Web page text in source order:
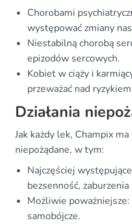
Chorobami
występować zmiany
Niestabilną chorobą
epizodów sercowych.
Kobiet w ciąży i
przeważać nad
Działania
Jak każdy lek, Champix
niepożądane, w tym:
Najczęściej
bezsenność, zaburzenia
Możliwie
samobójcze.